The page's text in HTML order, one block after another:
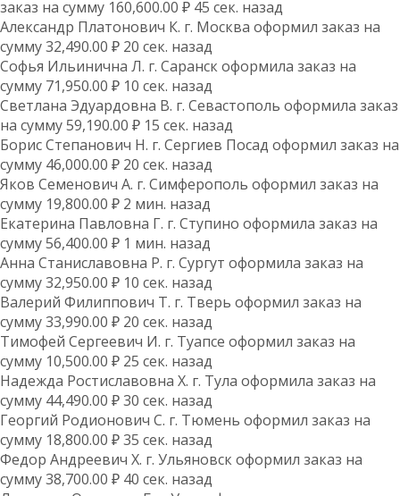
заказ на сумму 160,600.00 ₽ 45 сек. назад
Александр Платонович К. г. Москва оформил заказ на
сумму 32,490.00 ₽ 20 сек. назад
Софья Ильинична Л. г. Саранск оформила заказ на
сумму 71,950.00 ₽ 10 сек. назад
Светлана Эдуардовна В. г. Севастополь оформила заказ
на сумму 59,190.00 ₽ 15 сек. назад
Борис Степанович Н. г. Сергиев Посад оформил заказ на
сумму 46,000.00 ₽ 20 сек. назад
Яков Семенович А. г. Симферополь оформил заказ на
сумму 19,800.00 ₽ 2 мин. назад
Екатерина Павловна Г. г. Ступино оформила заказ на
сумму 56,400.00 ₽ 1 мин. назад
Анна Станиславовна Р. г. Сургут оформила заказ на
сумму 32,950.00 ₽ 10 сек. назад
Валерий Филиппович Т. г. Тверь оформил заказ на
сумму 33,990.00 ₽ 20 сек. назад
Тимофей Сергеевич И. г. Туапсе оформил заказ на
сумму 10,500.00 ₽ 25 сек. назад
Надежда Ростиславовна Х. г. Тула оформила заказ на
сумму 44,490.00 ₽ 30 сек. назад
Георгий Родионович С. г. Тюмень оформил заказ на
сумму 18,800.00 ₽ 35 сек. назад
Федор Андреевич Х. г. Ульяновск оформил заказ на
сумму 38,700.00 ₽ 40 сек. назад